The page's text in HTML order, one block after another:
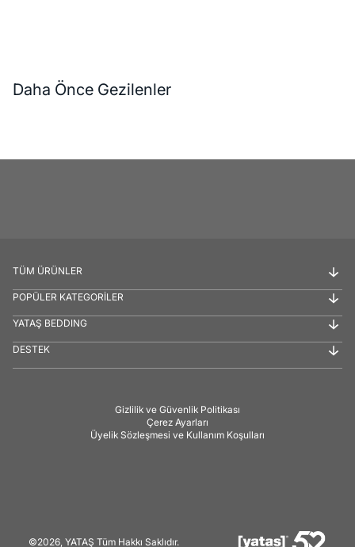
Daha Önce Gezilenler
TÜM ÜRÜNLER
POPÜLER KATEGORİLER
YATAŞ BEDDING
DESTEK
Gizlilik ve Güvenlik Politikası
Çerez Ayarları
Üyelik Sözleşmesi ve Kullanım Koşulları
©2026, YATAŞ Tüm Hakkı Saklıdır.